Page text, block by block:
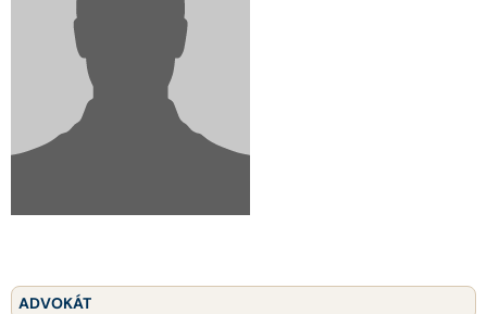
ADVOKÁTNÍ DENÍK
KONTAKT
ADVOKÁT